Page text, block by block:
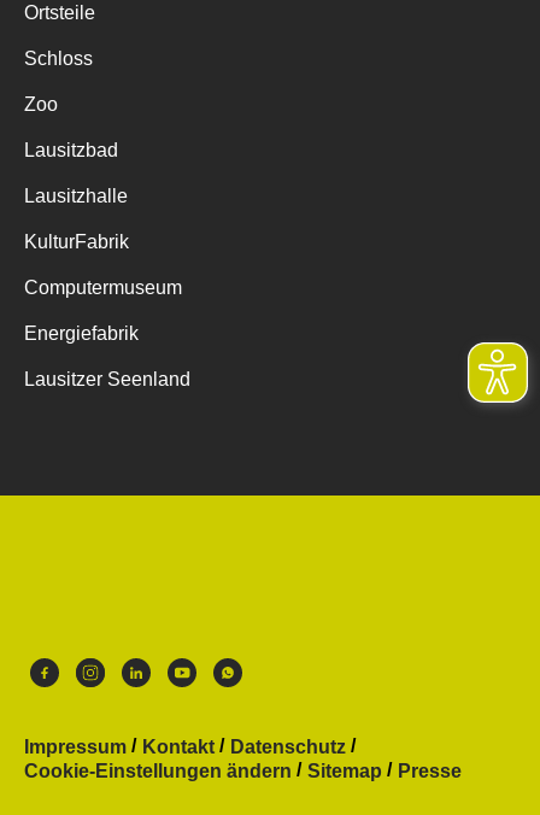
Ortsteile
Schloss
Zoo
Lausitzbad
Lausitzhalle
KulturFabrik
Computermuseum
Energiefabrik
Lausitzer Seenland
Impressum Kontakt
Datenschutz
Cookie-Einstellungen ändern
Sitemap Presse